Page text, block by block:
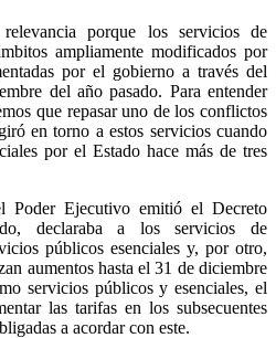
porque los servicios de
ampliamente modificados por
por el gobierno a través del
del año pasado. Para entender
que repasar uno de los conflictos
en torno a estos servicios cuando
por el Estado hace más de tres
Poder Ejecutivo emitió el Decreto
declaraba a los servicios de
públicos esenciales y, por otro,
aumentos hasta el 31 de diciembre
servicios públicos y esenciales, el
las tarifas en los subsecuentes
a acordar con este.